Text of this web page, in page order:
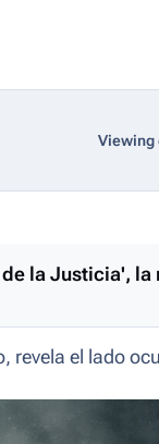
Viewing
la Justicia', la
revela el lado